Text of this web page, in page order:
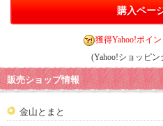
購入ペー
獲得Yahoo!ポイ
(Yahoo!ショッピ
販売ショップ情報
金山とまと